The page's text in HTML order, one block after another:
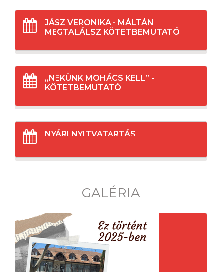
JÁSZ VERONIKA - MÁLTÁN
MEGTALÁLSZ KÖTETBEMUTATÓ
„NEKÜNK MOHÁCS KELL” -
KÖTETBEMUTATÓ
NYÁRI NYITVATARTÁS
GALÉRIA